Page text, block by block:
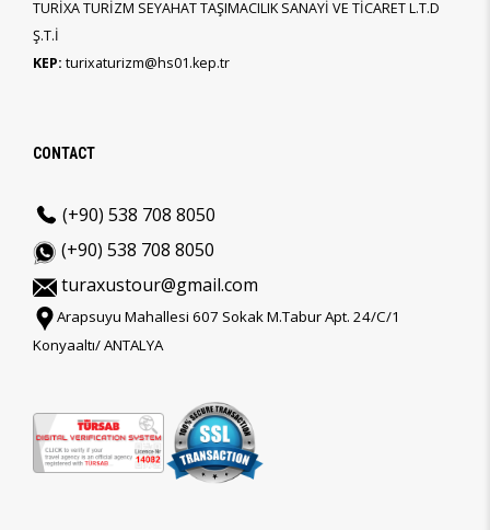
TURİXA TURİZM SEYAHAT TAŞIMACILIK SANAYİ VE TİCARET L.T.D
Ş.T.İ
KEP: turixaturizm@hs01.kep.tr
CONTACT
(+90) 538 708 8050
(+90) 538 708 8050
turaxustour@gmail.com
Arapsuyu Mahallesi 607 Sokak M.Tabur Apt. 24/C/1
Konyaaltı/ ANTALYA